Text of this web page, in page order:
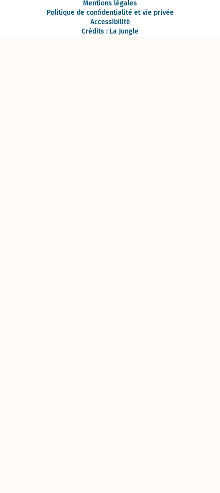
Mentions légales
Politique de confidentialité et vie privée
Accessibilité
Crédits : La Jungle